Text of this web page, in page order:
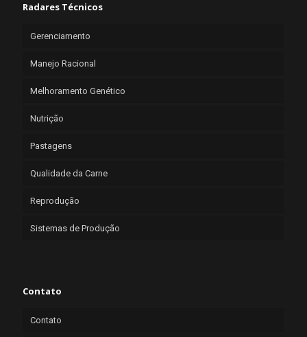
Radares Técnicos
Gerenciamento
Manejo Racional
Melhoramento Genético
Nutrição
Pastagens
Qualidade da Carne
Reprodução
Sistemas de Produção
Contato
Contato